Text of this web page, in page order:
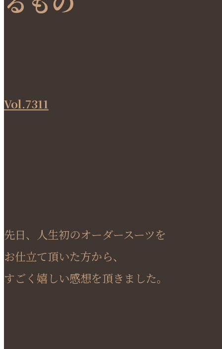
Vol.7311
先日、人生初のオーダースーツを
お仕立て頂いた方から、
すごく嬉しい感想を頂きました。